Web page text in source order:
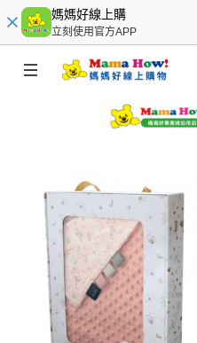
媽媽好線上購
立刻使用官方APP